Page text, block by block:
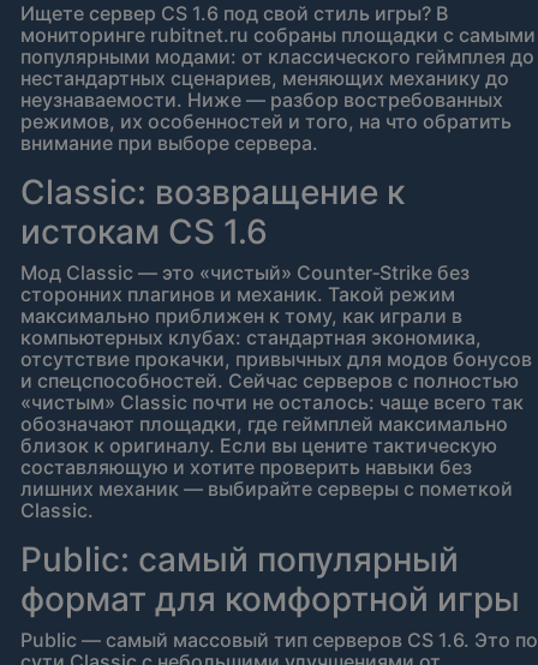
Ищете сервер CS 1.6 под свой стиль игры? В
мониторинге rubitnet.ru собраны площадки с самыми
популярными модами: от классического геймплея до
нестандартных сценариев, меняющих механику до
неузнаваемости. Ниже — разбор востребованных
режимов, их особенностей и того, на что обратить
внимание при выборе сервера.
Classic: возвращение к
истокам CS 1.6
Мод Classic — это «чистый» Counter‑Strike без
сторонних плагинов и механик. Такой режим
максимально приближен к тому, как играли в
компьютерных клубах: стандартная экономика,
отсутствие прокачки, привычных для модов бонусов
и спецспособностей. Сейчас серверов с полностью
«чистым» Classic почти не осталось: чаще всего так
обозначают площадки, где геймплей максимально
близок к оригиналу. Если вы цените тактическую
составляющую и хотите проверить навыки без
лишних механик — выбирайте серверы с пометкой
Classic.
Public: самый популярный
формат для комфортной игры
Public — самый массовый тип серверов CS 1.6. Это по